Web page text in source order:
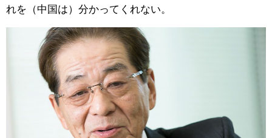
れを（中国は）分かってくれない。